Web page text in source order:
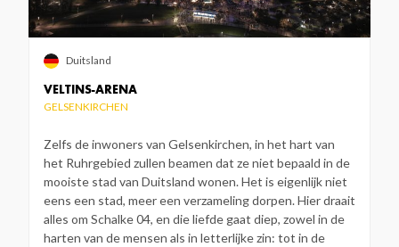
VELTINS-ARENA
GELSENKIRCHEN
Zelfs de inwoners van Gelsenkirchen, in het hart van
het Ruhrgebied zullen beamen dat ze niet bepaald in de
mooiste stad van Duitsland wonen. Het is eigenlijk niet
eens een stad, meer een verzameling dorpen. Hier draait
alles om Schalke 04, en die liefde gaat diep, zowel in de
harten van de mensen als in letterlijke zin: tot in de
Duitsland